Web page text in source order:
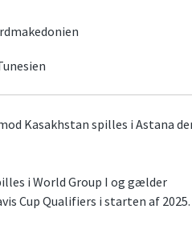
Kasakhstan spilles i Astana
i World Group I og gælder
Cup Qualifiers i starten af 2025.